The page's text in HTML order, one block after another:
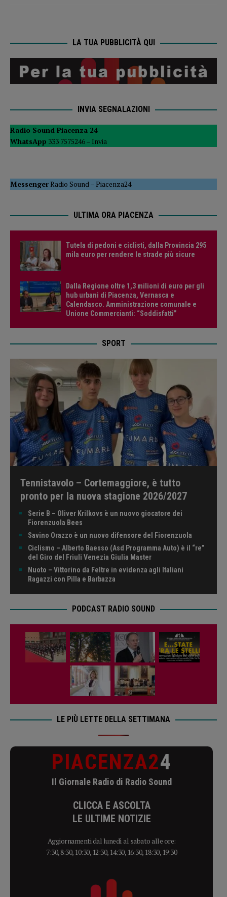
LA TUA PUBBLICITÀ QUI
INVIA SEGNALAZIONI
Radio Sound Piacenza 24
WhatsApp 333 7575246 – Invia
MessengerRadio Sound –Piacenza24
ULTIMA ORA PIACENZA
Tutela di pedoni e ciclisti, dalla Provincia 295
mila euro per rendere le strade più sicure
Dalla Regione oltre 1,3 milioni di euro per gli
hub urbani di Piacenza, Vernasca e
Calendasco. Amministrazione comunale e
Unione Commercianti: “Soddisfatti”
SPORT
Tennistavolo – Cortemaggiore, è tutto
pronto per la nuova stagione 2026/2027
Serie B – Oliver Krilkovs è un nuovo giocatore dei
Fiorenzuola Bees
Savino Orazzo è un nuovo difensore del Fiorenzuola
Ciclismo – Alberto Baesso (Asd Programma Auto) è il “re”
del Giro del Friuli Venezia Giulia Master
Nuoto – Vittorino da Feltre in evidenza agli Italiani
Ragazzi con Pilla e Barbazza
PODCAST RADIO SOUND
LE PIÙ LETTE DELLA SETTIMANA
PIACENZA24
Il Giornale Radio di Radio Sound
CLICCA E ASCOLTA
LE ULTIME NOTIZIE
Aggiornamenti dal lunedì al sabato alle ore:
7:30, 8:30, 10:30, 12:30, 14:30, 16:30, 18:30, 19:30